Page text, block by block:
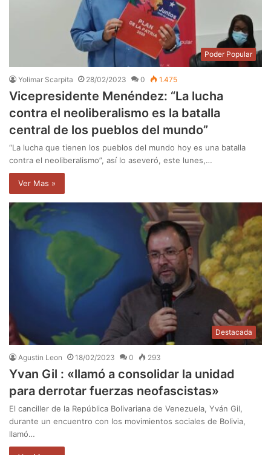
Poder Popular
Yolimar Scarpita 28/02/2023 0 1.475
Vicepresidente Menéndez: “La lucha
contra el neoliberalismo es la batalla
central de los pueblos del mundo”
“La lucha que tienen los pueblos del mundo hoy es una batalla
contra el neoliberalismo”, así lo aseveró, este lunes,…
Ver Mas »
Destacada
Agustin Leon 18/02/2023 0 293
Yvan Gil : «llamó a consolidar la unidad
para derrotar fuerzas neofascistas»
El canciller de la República Bolivariana de Venezuela, Yván Gil,
durante un encuentro con los movimientos sociales de Bolivia,
llamó…